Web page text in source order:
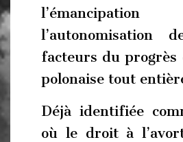
l’autonomisation
facteurs du progrès
polonaise tout
Déjà identifiée
où le droit à